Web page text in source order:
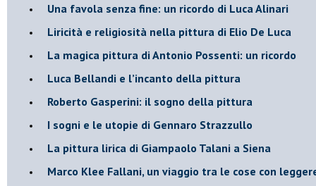
Una favola senza fine: un ricordo di Luca Alinari
Liricità e religiosità nella pittura di Elio De Luca
La magica pittura di Antonio Possenti: un ricordo
Luca Bellandi e l’incanto della pittura
​Roberto Gasperini: il sogno della pittura
I sogni e le utopie di Gennaro Strazzullo
La pittura lirica di Giampaolo Talani a Siena
​Marco Klee Fallani, un viaggio tra le cose con